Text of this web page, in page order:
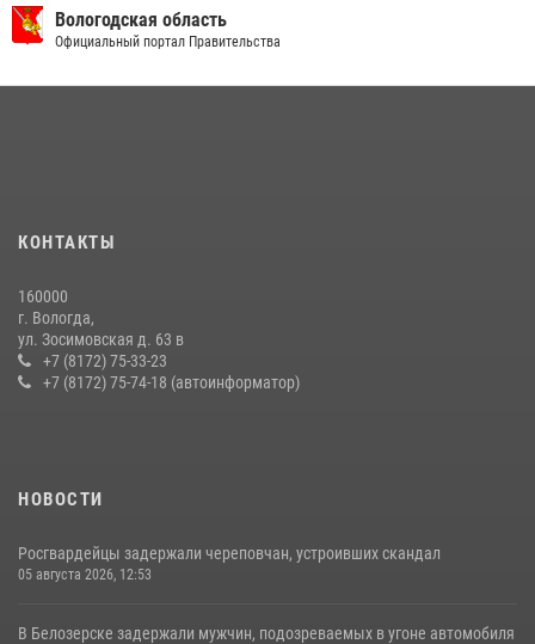
стрельбу
27 июля 2026, 07:28
угрожавших молодежи расправой
21 единицу оружия изъяли за минувшую неделю сотрудники
Росгвардии в Вологодской области
20 июля 2026, 10:47
Вологодская область
Официальный портал Правительства
КОНТАКТЫ
160000
г. Вологда,
ул. Зосимовская д. 63 в
+7 (8172) 75-33-23
+7 (8172) 75-74-18 (автоинформатор)
НОВОСТИ
Росгвардейцы задержали череповчан, устроивших скандал
05 августа 2026, 12:53
В Белозерске задержали мужчин, подозреваемых в угоне автомобиля